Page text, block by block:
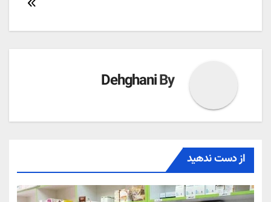
By
Dehghani
از دست ندهید